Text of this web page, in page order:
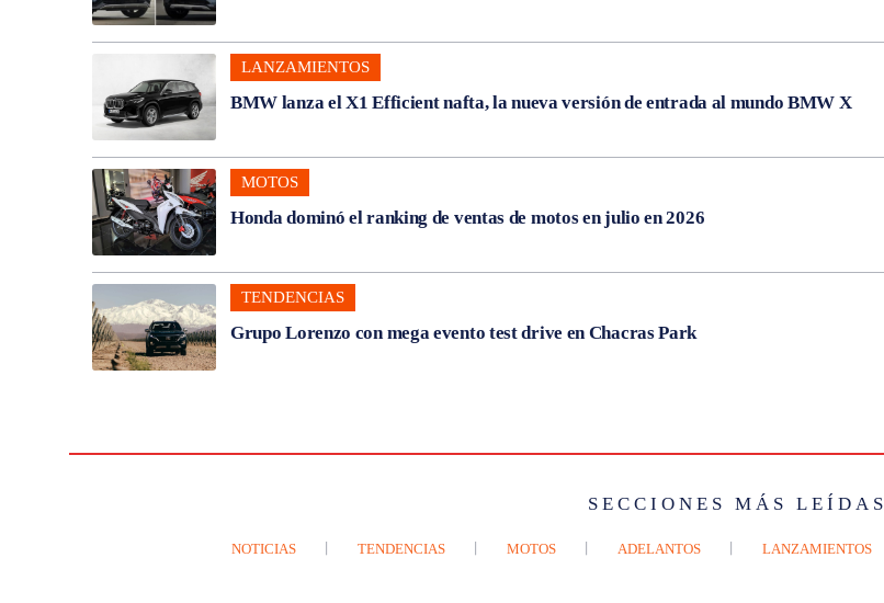
LANZAMIENTOS
BMW lanza el X1 Efficient nafta, la nueva versión de entrada al mundo BMW X
MOTOS
Honda dominó el ranking de ventas de motos en julio en 2026
TENDENCIAS
Grupo Lorenzo con mega evento test drive en Chacras Park
SECCIONES MÁS LEÍDAS
NOTICIAS TENDENCIAS MOTOS ADELANTOS LANZAMIENTOS